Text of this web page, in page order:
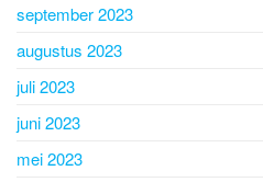
september 2023
augustus 2023
juli 2023
juni 2023
mei 2023